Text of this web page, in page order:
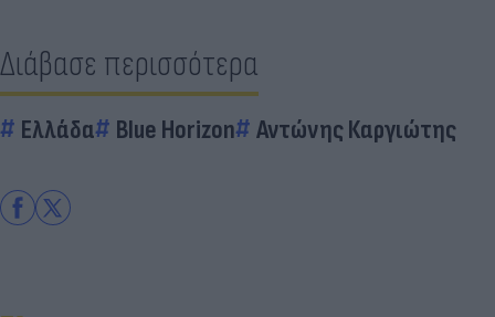
Διάβασε περισσότερα
Ελλάδα Blue Horizon Αντώνης Καργιώτης